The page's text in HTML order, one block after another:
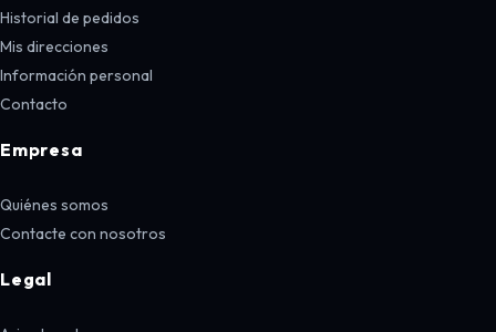
Historial de pedidos
Mis direcciones
Información personal
Contacto
Empresa
Quiénes somos
Contacte con nosotros
Legal